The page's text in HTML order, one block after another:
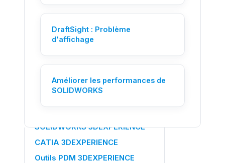
DraftSight : Problème
d'affichage
Améliorer les performances de
SOLIDWORKS
AUTRES CATÉGORIES
SOLIDWORKS 3DEXPERIENCE
CATIA 3DEXPERIENCE
Outils PDM 3DEXPERIENCE
Un ingénieur Ohmycad reprend
Chattons ensemble